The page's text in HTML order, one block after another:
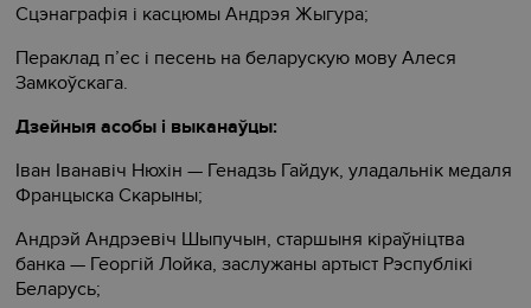
Сцэнаграфія і касцюмы Андрэя Жыгура;
Пераклад п’ес і песень на беларускую мову Алеся
Замкоўскага.
Дзейныя асобы і выканаўцы:
Іван Іванавіч Нюхін — Генадзь Гайдук, уладальнік медаля
Францыска Скарыны;
Андрэй Андрэевіч Шыпучын, старшыня кіраўніцтва
банка — Георгій Лойка, заслужаны артыст Рэспублікі
Беларусь;